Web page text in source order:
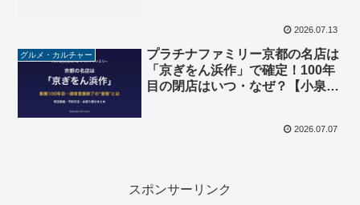
2026.07.13
グルメ・カルチャー
プラチナファミリー京都の名店は
「京ぎをん浜作」で確定！100年
目の閉店はいつ・なぜ？【小泉孝
2026.07.07
スポンサーリンク